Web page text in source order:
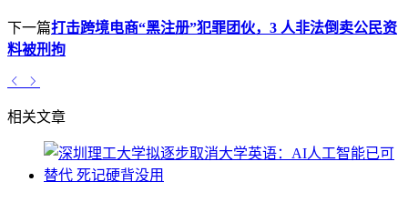
下一篇打击跨境电商“黑注册”犯罪团伙，3 人非法倒卖公民资
料被刑拘
相关文章